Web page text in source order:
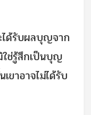
ได้รับผลบุญจาก
ใช่รู้สึกเป็นบุญ
าอาจไม่ได้รับ